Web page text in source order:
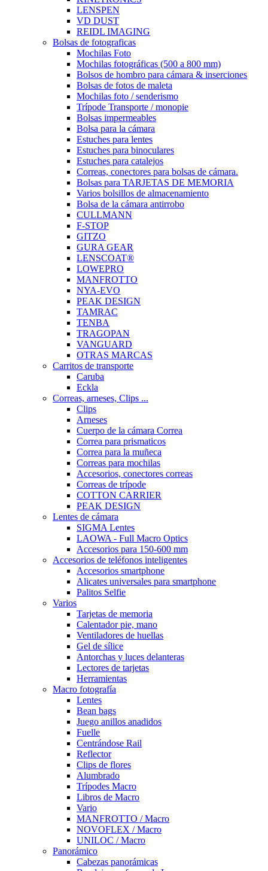
LENSPEN
VD DUST
REIDL IMAGING
Bolsas de fotograficas
Mochilas Foto
Mochilas fotográficas (500 a 800 mm)
Bolsos de hombro para cámara & inserciones
Bolsas de fotos de maleta
Mochilas foto / senderismo
Trípode Transporte / monopie
Bolsas impermeables
Bolsa para la cámara
Estuches para lentes
Estuches para binoculares
Estuches para catalejos
Correas, conectores para bolsas de cámara.
Bolsas para TARJETAS DE MEMORIA
Varios bolsillos de almacenamiento
Bolsa de la cámara antirrobo
CULLMANN
F-STOP
GITZO
GURA GEAR
LENSCOAT®
LOWEPRO
MANFROTTO
NYA-EVO
PEAK DESIGN
TAMRAC
TENBA
TRAGOPAN
VANGUARD
OTRAS MARCAS
Carritos de transporte
Caruba
Eckla
Correas, arneses, Clips ...
Clips
Arneses
Cuerpo de la cámara Correa
Correa para prismaticos
Correa para la muñeca
Correas para mochilas
Accesorios, conectores correas
Correas de trípode
COTTON CARRIER
PEAK DESIGN
Lentes de cámara
SIGMA Lentes
LAOWA - Full Macro Optics
Accesorios para 150-600 mm
Accesorios de teléfonos inteligentes
Accesorios smartphone
Alicates universales para smartphone
Palitos Selfie
Varios
Tarjetas de memoria
Calentador pie, mano
Ventiladores de huellas
Gel de sílice
Antorchas y luces delanteras
Lectores de tarjetas
Herramientas
Macro fotografía
Lentes
Bean bags
Juego anillos anadidos
Fuelle
Centrándose Rail
Reflector
Clips de flores
Alumbrado
Trípodes Macro
Libros de Macro
Vario
MANFROTTO / Macro
NOVOFLEX / Macro
UNILOC / Macro
Panorámico
Cabezas panorámicas